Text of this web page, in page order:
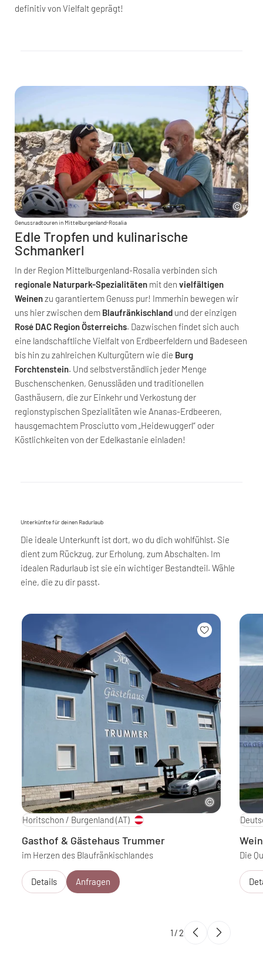
definitiv von Vielfalt geprägt!
Genussradtouren in Mittelburgenland-Rosalia
Edle Tropfen und kulinarische
Schmankerl
In der Region Mittelburgenland-Rosalia verbinden sich
regionale Naturpark-Spezialitäten mit den vielfältigen
Weinenzu garantiertem Genuss pur! Immerhin bewegen wir
uns hier zwischen dem Blaufränkischland und der einzigen
Rosé DAC Region Österreichs. Dazwischen findet sich auch
eine landschaftliche Vielfalt von Erdbeerfeldern und Badeseen
bis hin zu zahlreichen Kulturgütern wie die Burg
Forchtenstein. Und selbstverständlich jeder Menge
Buschenschenken, Genussläden und traditionellen
Gasthäusern, die zur Einkehr und Verkostung der
regionstypischen Spezialitäten wie Ananas-Erdbeeren,
hausgemachtem Prosciutto vom „Heidewuggerl“ oder
Köstlichkeiten von der Edelkastanie einladen!
Unterkünfte für deinen Radurlaub
Die ideale Unterkunft ist dort, wo du dich wohlfühlst. Sie
dient zum Rückzug, zur Erholung, zum Abschalten. Im
idealen Radurlaub ist sie ein wichtiger Bestandteil. Wähle
eine, die zu dir passt.
Horitschon / Burgenland (AT)
Gasthof & Gästehaus Trummer
im Herzen des Blaufränkischlandes
Details Anfragen
Die
1 / 2